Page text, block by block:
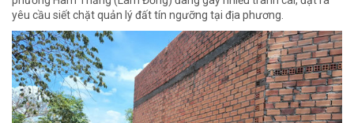
yêu cầu siết chặt quản lý đất tín ngưỡng tại địa phương.